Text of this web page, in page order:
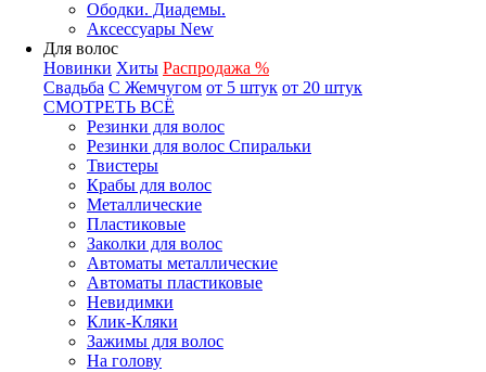
Ободки. Диадемы.
Аксессуары New
Для волос
Новинки Хиты Распродажа %
Свадьба С Жемчугом от 5 штук от 20 штук
СМОТРЕТЬ ВСЁ
Резинки для волос
Резинки для волос Спиральки
Твистеры
Крабы для волос
Металлические
Пластиковые
Заколки для волос
Автоматы металлические
Автоматы пластиковые
Невидимки
Клик-Кляки
Зажимы для волос
На голову